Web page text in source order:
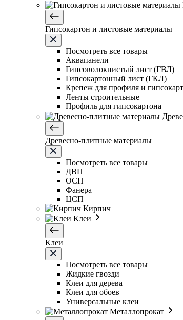
Гипсокартон и листовые материалы
Посмотреть все товары
Аквапанели
Гипсоволокнистый лист (ГВЛ)
Гипсокартонный лист (ГКЛ)
Крепеж для профиля и
Ленты строительные
Профиль для гипсокартона
Древесно-плитные материалы
Посмотреть все товары
ДВП
ОСП
Фанера
ЦСП
Кирпич
Клеи
Клеи
Посмотреть все товары
Жидкие гвозди
Клеи для дерева
Клеи для обоев
Универсальные клеи
Металлопрокат